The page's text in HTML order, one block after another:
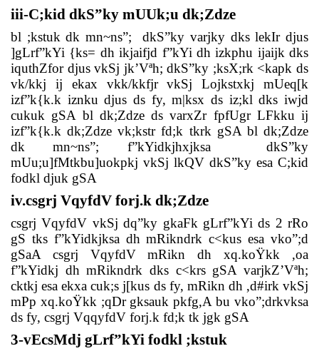
iii-C;kid dkS”ky mUUk;u dk;Zdze
bl ;kstuk dk mn~ns”;
dkS”ky varjky dks lekIr djus
]gLrf”kYi {ks= dh ikjaifjd f”kYi dh izkphu ijaijk dks
iquthZfor djus vkSj jk’Vªh; dkS”ky ;ksX;rk <kapk ds
vk/kkj ij ekax vkk/kkfjr vkSj Lojkstxkj mUeq[k
izf”k{k.k iznku djus ds fy, m|ksx ds iz;kl dks iwjd
cukuk gSA bl dk;Zdze ds varxZr fpfUgr LFkku ij
izf”k{k.k dk;Zdze vk;kstr fd;k tkrk gSA bl dk;Zdze
dk mn~ns”; f”kYidkjhxjksa
dkS”ky
mUu;u]fMtkbu]uokpkj vkSj lkQV dkS”ky esa C;kid
fodkl djuk gSA
iv.csgrj VqyfdV forj.k dk;Zdze
csgrj VqyfdV vkSj dq”ky gkaFk gLrf”kYi ds 2 rRo
gS tks f”kYidkjksa dh mRikndrk c<kus esa vko”;d
gSaA csgrj VqyfdV mRikn dh xq.koŸkk ,oa
f”kYidkj dh mRikndrk dks c<krs gSA varjkZ’Vªh;
cktkj esa ekxa cuk;s j[kus ds fy, mRikn dh ,d#irk vkSj
mPp xq.koŸkk ;qDr gksauk pkfg,A bu vko”;drkvksa
ds fy, csgrj VqqyfdV forj.k fd;k tk jgk gSA
3-vEcsMdj gLrf”kYi fodkl ;kstuk